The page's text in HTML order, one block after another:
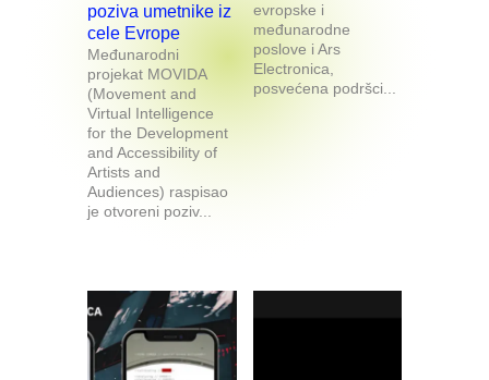
poziva umetnike iz
cele Evrope
Međunarodni
projekat MOVIDA
(Movement and
Virtual Intelligence
for the Development
and Accessibility of
Artists and
Audiences) raspisao
je otvoreni poziv...
evropske i
međunarodne
poslove i Ars
Electronica,
posvećena podršci...